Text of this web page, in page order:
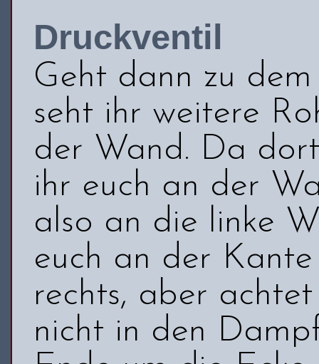
Druckventil
Geht dann zu
seht ihr weitere
der Wand. Da
ihr euch an der
also an die linke
euch an der
rechts, aber
nicht in den